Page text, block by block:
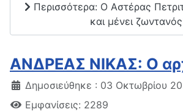
Περισσότερα: O Aστέρας
και μένει
ΑΝΔΡΕΑΣ ΝΙΚΑΣ: Ο
Δημοσιεύθηκε : 03 Οκτωβρίου
Εμφανίσεις: 2289